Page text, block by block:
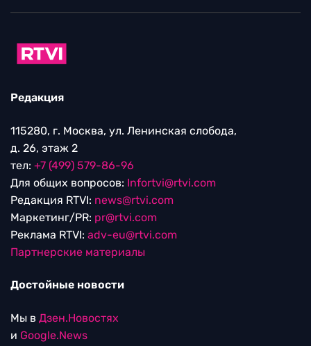
Редакция
115280, г. Москва, ул. Ленинская слобода,
д. 26, этаж 2
тел: +7 (499) 579-86-96
Для общих вопросов: Infortvi@rtvi.com
Редакция RTVI: news@rtvi.com
Маркетинг/PR: pr@rtvi.com
Реклама RTVI: adv-eu@rtvi.com
Партнерские материалы
Достойные новости
Мы в Дзен.Новостях
и Google.News